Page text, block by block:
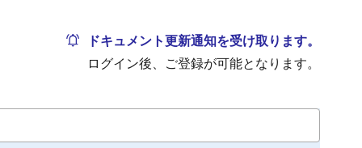
ドキュメント更新通知を受け取ります。
ログイン後、ご登録が可能となります。